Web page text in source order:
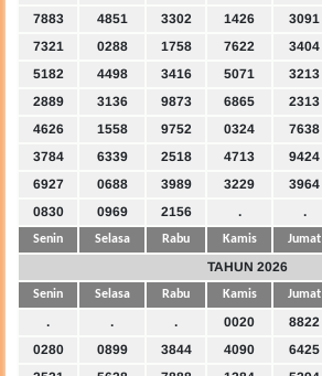
7883
4851 3302 1426 3091
7321
0288 1758 7622 3404
5182
4498 3416 5071 3213
2889
3136 9873 6865 2313
4626
1558 9752 0324 7638
3784
6339 2518 4713 9424
6927
0688 3989 3229 3964
0830
0969 2156 . .
Senin Selasa Rabu Kamis Jumat
TAHUN 2026
Senin Selasa Rabu Kamis Jumat
. . . 0020 8822
0280
0899 3844 4090 6425